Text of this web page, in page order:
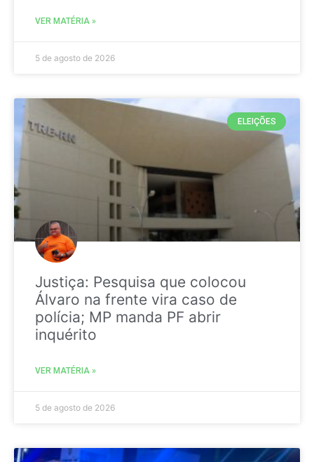
VER MATÉRIA »
5 de agosto de 2026
ELEIÇÕES
Justiça: Pesquisa que colocou
Álvaro na frente vira caso de
polícia; MP manda PF abrir
inquérito
VER MATÉRIA »
5 de agosto de 2026